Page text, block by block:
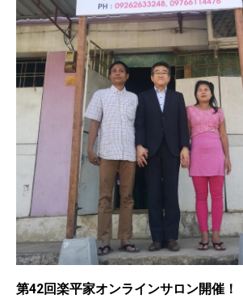
第42回楽平家オンラインサロン開催！